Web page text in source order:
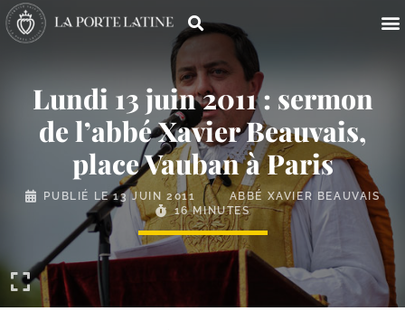
Lundi 13 juin 2011 : sermon
de l’abbé Xavier Beauvais,
place Vauban à Paris
PUBLIÉ LE13 JUIN 2011
ABBÉ XAVIER BEAUVAIS
16 MINUTES